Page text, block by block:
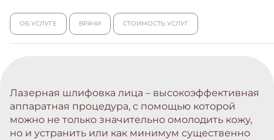
ОБ УСЛУГЕ ВРАЧИ СТОИМОСТЬ УСЛУГ
Лазерная шлифовка лица – высокоэффективная
аппаратная процедура, с помощью которой
можно не только значительно омолодить кожу,
но и устранить или как минимум существенно